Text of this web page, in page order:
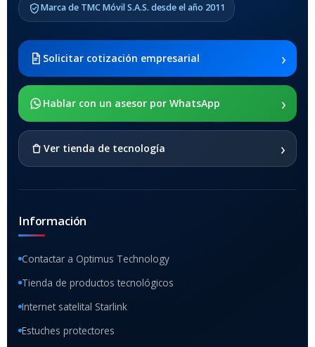
Samsung Galaxy Tab A8 10.5
2021 SM-x200 / Samsung
x205
SOPORTE DE APOYO
Marca de TMC Móvil S.A.S. desde el año 2011
Solicitar cotización empresarial ›
Hablar con un asesor por WhatsApp ›
Ver tienda de tecnología ›
Información
Contactar a Optimus Technology
Tienda de productos tecnológicos
Internet satelital Starlink
Estuches protectores